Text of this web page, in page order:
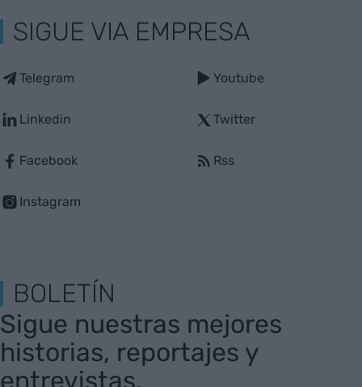
SIGUE VIA EMPRESA
Telegram
Linkedin
Facebook
Instagram
Youtube
Twitter
Rss
BOLETÍN
Sigue nuestras mejores
historias, reportajes y
entrevistas.